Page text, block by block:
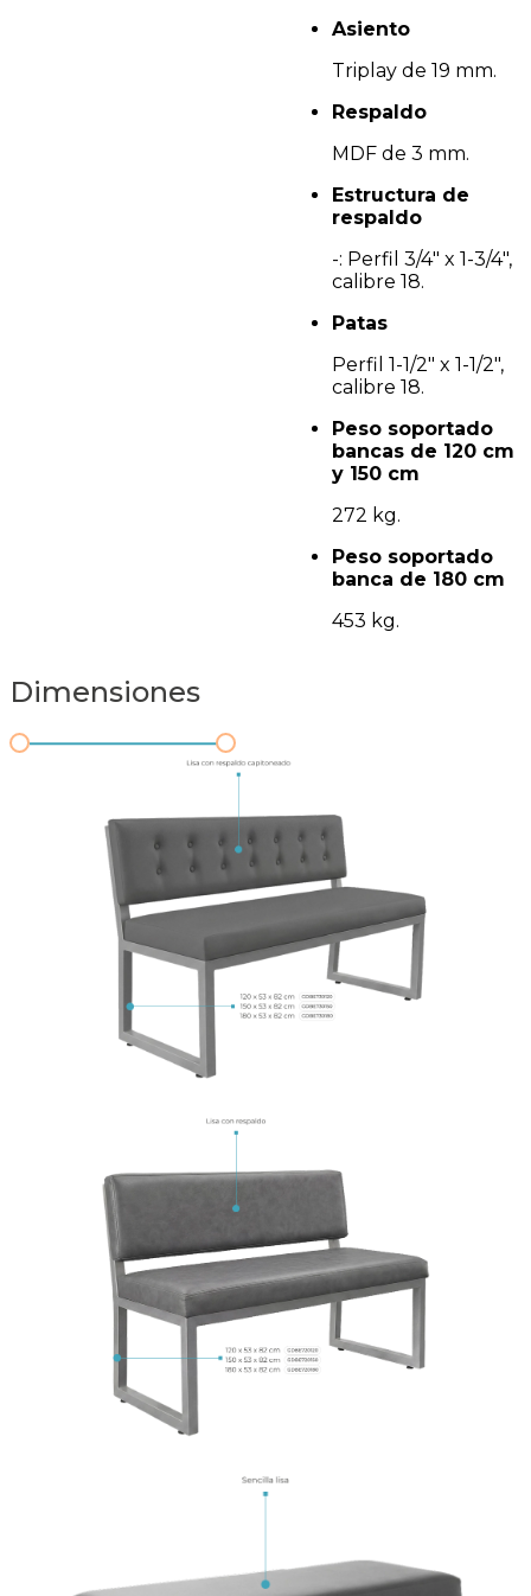
Asiento
Triplay de 19 mm.
Respaldo
MDF de 3 mm.
Estructura de
respaldo
-: Perfil 3/4" x 1-3/4",
calibre 18.
Patas
Perfil 1-1/2" x 1-1/2",
calibre 18.
Peso soportado
bancas de 120 cm
y 150 cm
272 kg.
Peso soportado
banca de 180 cm
453 kg.
Dimensiones